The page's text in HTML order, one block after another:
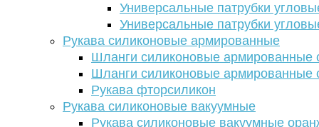
Универсальные патрубки
Универсальные патрубки
Рукава силиконовые армированные
Шланги силиконовые армированные
Шланги силиконовые армированные
Рукава фторсиликон
Рукава силиконовые вакуумные
Рукава силиконовые вакуумные